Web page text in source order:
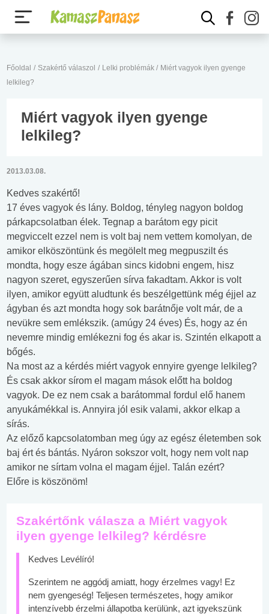
Főoldal / Szakértő válaszol / Lelki problémák / Miért vagyok ilyen gyenge
lelkileg?
Miért vagyok ilyen gyenge
lelkileg?
2013.03.08.
Kedves szakértő!
17 éves vagyok és lány. Boldog, tényleg nagyon boldog
párkapcsolatban élek. Tegnap a barátom egy picit
megviccelt ezzel nem is volt baj nem vettem komolyan, de
amikor elköszöntünk és megölelt meg megpuszilt és
mondta, hogy esze ágában sincs kidobni engem, hisz
nagyon szeret, egyszerűen sírva fakadtam. Akkor is volt
ilyen, amikor együtt aludtunk és beszélgettünk még éjjel az
ágyban és azt mondta hogy sok barátnője volt már, de a
nevükre sem emlékszik. (amúgy 24 éves) És, hogy az én
nevemre mindig emlékezni fog és akar is. Szintén elkapott a
bőgés.
Na most az a kérdés miért vagyok ennyire gyenge lelkileg?
És csak akkor sírom el magam mások előtt ha boldog
vagyok. De ez nem csak a barátommal fordul elő hanem
anyukámékkal is. Annyira jól esik valami, akkor elkap a
sírás.
Az előző kapcsolatomban meg úgy az egész életemben sok
baj ért és bántás. Nyáron sokszor volt, hogy nem volt nap
amikor ne sírtam volna el magam éjjel. Talán ezért?
Előre is köszönöm!
Szakértőnk válasza a Miért vagyok
ilyen gyenge lelkileg? kérdésre
Kedves Levélíró!
Szerintem ne aggódj amiatt, hogy érzelmes vagy! Ez
nem gyengeség! Teljesen természetes, hogy amikor
intenzívebb érzelmi állapotba kerülünk, azt igyekszünk